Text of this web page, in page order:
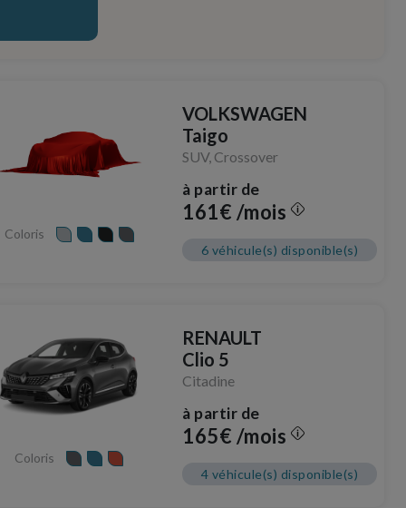
Coloris
VOLKSWAGEN
Taigo
SUV, Crossover
à partir de
161€ /mois
6 véhicule(s) disponible(s)
Coloris
RENAULT
Clio 5
Citadine
à partir de
165€ /mois
4 véhicule(s) disponible(s)